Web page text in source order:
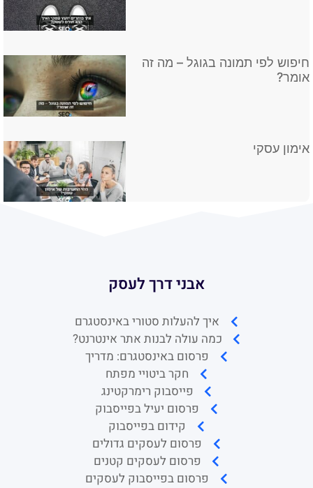
חיפוש לפי תמונה בגוגל – מה זה
אומר?
אימון עסקי
אבני דרך לעסק
איך להעלות סטורי באינסטגרם
כמה עולה לבנות אתר אינטרנט?
פרסום באינסטגרם: מדריך
חקר ביטויי מפתח
פייסבוק רימרקטינג
פרסום יעיל בפייסבוק
קידום בפייסבוק
פרסום לעסקים גדולים
פרסום לעסקים קטנים
פרסום בפייסבוק לעסקים